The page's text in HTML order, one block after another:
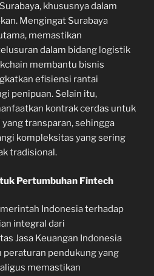
khususnya dalam
Mengingat Surabaya
memastikan
dalam bidang logistik
membantu bisnis
efisiensi rantai
penipuan. Selain itu,
kontrak cerdas untuk
transparan, sehingga
kompleksitas yang sering
tradisional.
Pertumbuhan Fintech
Indonesia terhadap
integral dari
Jasa Keuangan Indonesia
peraturan pendukung yang
memastikan